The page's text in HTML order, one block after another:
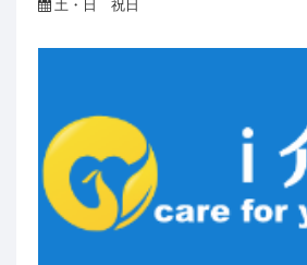
土・日 祝日